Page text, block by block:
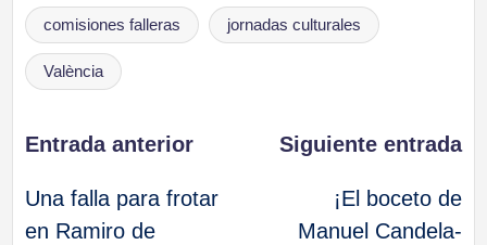
Etiquetas:
comisiones falleras jornadas culturales
València
Navegación
de
Entrada anterior
Una falla para frotar
en Ramiro de
Siguiente entrada
¡El boceto de
Manuel Candela-